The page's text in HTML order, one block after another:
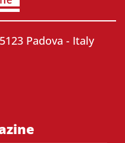
Padova - Italy